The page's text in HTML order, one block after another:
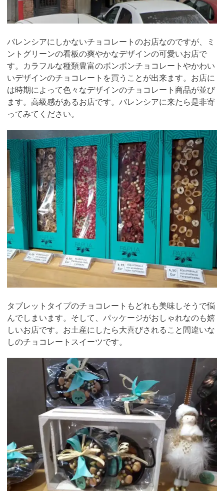
バレンシアにしかないチョコレートのお店なのですが、ミ
ントグリーンの看板の爽やかなデザインの可愛いお店で
す。カラフルな種類豊富のボンボンチョコレートやかわい
いデザインのチョコレートを買うことが出来ます。お店に
は時期によって色々なデザインのチョコレート商品が並び
ます。高級感があるお店です。バレンシアに来たら是非寄
ってみてください。
タブレットタイプのチョコレートもどれも美味しそうで悩
んでしまいます。そして、パッケージがおしゃれなのも嬉
しいお店です。お土産にしたら大喜びされること間違いな
しのチョコレートスイーツです。